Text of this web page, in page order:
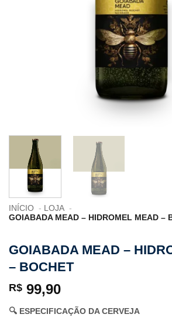
INÍCIO
LOJA
GOIABADA MEAD – HIDROMEL MEAD –
GOIABADA MEAD –
– BOCHET
R$ 99,90
🔍 ESPECIFICAÇÃO DA CERVEJA